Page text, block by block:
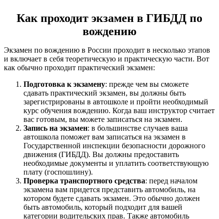
Как проходит экзамен в ГИБДД по
вождению
Экзамен по вождению в России проходит в несколько этапов
и включает в себя теоретическую и практическую части. Вот
как обычно проходит практический экзамен:
Подготовка к экзамену: прежде чем вы сможете
сдавать практический экзамен, вы должны быть
зарегистрированы в автошколе и пройти необходимый
курс обучения вождению. Когда ваш инструктор считает
вас готовым, вы можете записаться на экзамен.
Запись на экзамен: в большинстве случаев ваша
автошкола поможет вам записаться на экзамен в
Государственной инспекции безопасности дорожного
движения (ГИБДД). Вы должны предоставить
необходимые документы и уплатить соответствующую
плату (госпошлину).
Проверка транспортного средства: перед началом
экзамена вам придется представить автомобиль, на
котором будете сдавать экзамен. Это обычно должен
быть автомобиль, который подходит для вашей
категории водительских прав. Также автомобиль